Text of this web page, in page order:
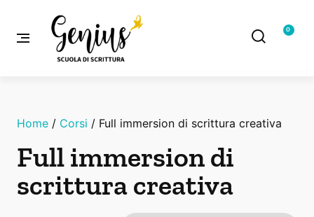
0
Home / Corsi / Full immersion di scrittura creativa
Full immersion di
scrittura creativa